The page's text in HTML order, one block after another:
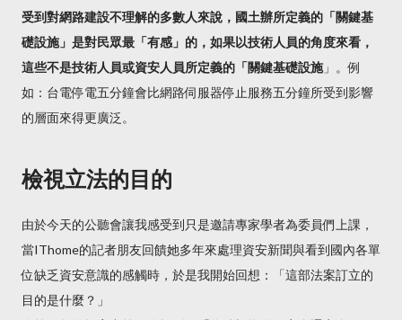
受到對網路建設不理解的多數人來說，國土辦所定義的「關鍵基
礎設施」是對民眾最「有感」的，如果以技術人員的角度來看，
這些不是技術人員或資安人員所定義的「關鍵基礎設施」。例
如：台電停電五分鐘會比網路伺服器停止服務五分鐘所受到影響
的層面來得更廣泛。
檢視立法的目的
由於今天的公聽會讓我感受到只是邀請專家學者為委員們上課，
當IThome的記者朋友回饋她多年來處理資安新聞與看到國內各單
位缺乏資安意識的感觸時，於是我開始回想：「這部法案訂立的
目的是什麼？」